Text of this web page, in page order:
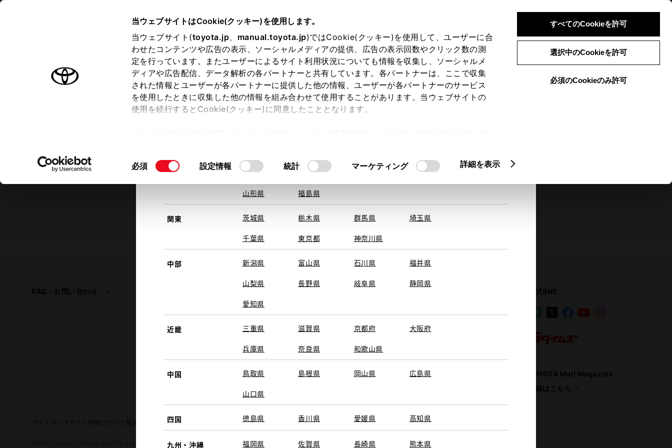
当ウェブサイトはCookie(クッキー)を使用します。
当ウェブサイト(toyota.jp、 manual.toyota.jp)ではCookie(クッキー)を使用して、ユーザーに合
わせたコンテンツや広告の表示、ソーシャルメディアの提供、広告の表示回数やクリック数の測
定を行っています。またユーザーによるサイト利用状況についても情報を収集し、ソーシャルメ
ディアや広告配信、データ解析の各パートナーと共有しています。各パートナーは、ここで収集
された情報とユーザーが各パートナーに提供した他の情報、ユーザーが各パートナーのサービス
を使用したときに収集した他の情報を組み合わせて使用することがあります。当ウェブサイトの
使用を続行するとCookie(クッキー)に同意したこととなります。
て」をご覧ください。
同
必須 設定情報 統計 マーケティング 詳細を表示
すべてのCookieを許可
選択中のCookieを許可
必須のCookieのみ許可
ログイン 検索 メニュー
オーナーサポート トピックス
現在地を取得できませんでした。
該当する地域・都道府県をお選びください。
北海道 旭川 釧路 札幌
東北 青森県 岩手県 宮城県 秋田県
山形県 福島県
関東 茨城県 栃木県 群馬県 埼玉県
千葉県 東京都 神奈川県
中部 新潟県 富山県 石川県 福井県
山梨県 長野県 岐阜県 静岡県
愛知県
近畿 三重県 滋賀県 京都府 大阪府
兵庫県 奈良県 和歌山県
中国 鳥取県 島根県 岡山県 広島県
山口県
四国 徳島県 香川県 愛媛県 高知県
九州・沖縄 福岡県 佐賀県 長崎県 熊本県
トヨタ認定中古車 メニュー
トヨタ認定中古車の魅力 3つの買い方 オンライン購入 お気に入り
申し訳ございません。
何らかの問題が発生しました。
恐れ入りますが、しばらく経ってから再度、お試し下さい。
FAQ・お問い合わせ
トヨタイムズ トヨタ中古車オンラインストア
クルマ買取
トヨタレンタカー
TOYOTA SHARE
トヨタのau/UQ
公式SNS
LINE Facebook
YouTube
TOYOTA Mail Magazine
登録はこちら
サイト利用について 個人情報の取扱いについて TOYOTAアカウント利用規約 反社会的勢力に対する基本方針企業情報 リコール情報
©1995-2026 TOYOTA MOTOR CORPORATION. ALL RIGHTS RESERVED.